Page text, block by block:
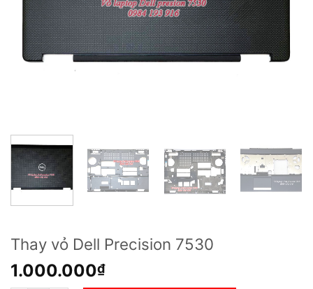
Thay vỏ Dell Precision 7530
1.000.000₫